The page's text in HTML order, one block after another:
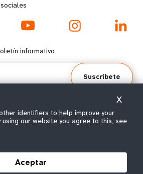
d
informativo
Suscríbete
derechos reservados 2026.
identifiers to help improve your
using our website you agree to this, see
Aceptar
X